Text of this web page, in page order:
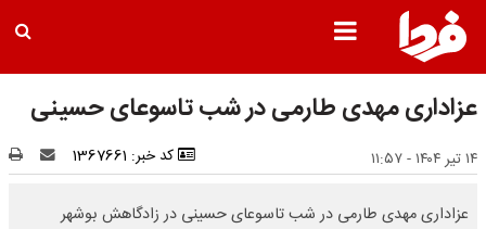
عزاداری مهدی طارمی در شب تاسوعای حسینی
۱۴ تیر ۱۴۰۴ - ۱۱:۵۷ کد خبر: 1367661
عزاداری مهدی طارمی در شب تاسوعای حسینی در زادگاهش بوشهر